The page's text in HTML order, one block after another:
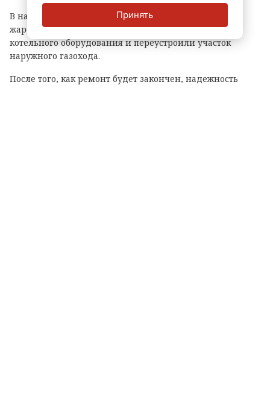
В начале лета в котельной заменили водогрейный
жаротрубный котел, а также устроили новую обвязку
котельного оборудования и переустроили участок
наружного газохода.
После того, как ремонт будет закончен, надежность
Принять